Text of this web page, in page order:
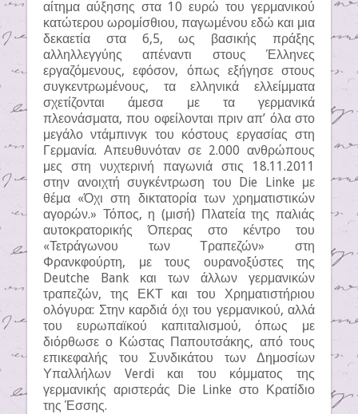
αίτημα αύξησης στα 10 ευρώ του γερμανικού
κατώτερου ωρομίσθιου, παγωμένου εδώ και μια
δεκαετία στα 6,5, ως βασικής πράξης
αλληλλεγγύης απέναντι στους Έλληνες
εργαζόμενους, εφόσον, όπως εξήγησε στους
συγκεντρωμένους, τα ελληνικά ελλείμματα
σχετίζονται άμεσα με τα γερμανικά
πλεονάσματα, που οφείλονται πριν απ’ όλα στο
μεγάλο ντάμπινγκ του κόστους εργασίας στη
Γερμανία. Απευθυνόταν σε 2.000 ανθρώπους
μες στη νυχτερινή παγωνιά στις 18.11.2011
στην ανοιχτή συγκέντρωση του Die Linke με
θέμα «Όχι στη δικτατορία των χρηματιστικών
αγορών.» Τόπος, η (μισή) Πλατεία της παλιάς
αυτοκρατορικής Όπερας στο κέντρο του
«Τετράγωνου των Τραπεζών» στη
Φρανκφούρτη, με τους ουρανοξύστες της
Deutche Bank και των άλλων γερμανικών
τραπεζών, της ΕΚΤ και του Χρηματιστήριου
ολόγυρα: Στην καρδιά όχι του γερμανικού, αλλά
του ευρωπαϊκού καπιταλισμού, όπως με
διόρθωσε ο Κώστας Παπουτσάκης, από τους
επικεφαλής του Συνδικάτου των Δημοσίων
Υπαλλήλων Verdi και του κόμματος της
γερμανικής αριστεράς Die Linke στο Κρατίδιο
της Έσσης.